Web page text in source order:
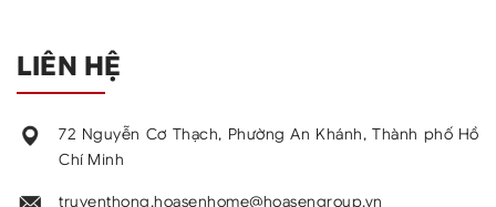
LIÊN HỆ
72 Nguyễn Cơ Thạch, Phường An Khánh, Thành phố Hồ
Chí Minh
truyenthong.hoasenhome@hoasengroup.vn